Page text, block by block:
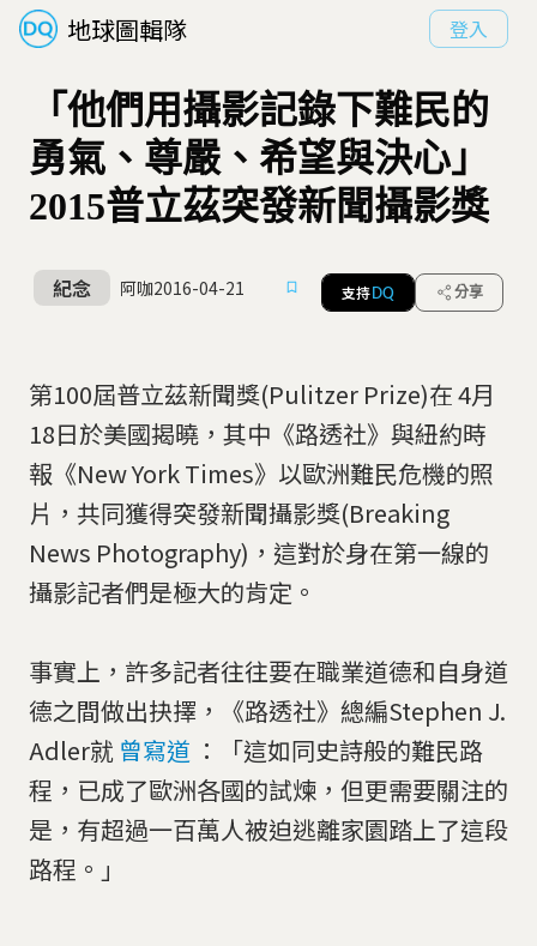
地球圖輯隊 登入
「他們用攝影記錄下難民的
勇氣、尊嚴、希望與決心」
2015普立茲突發新聞攝影獎
紀念 阿咖2016-04-21 支持 DQ 分享
第100屆普立茲新聞獎(Pulitzer Prize)在 4月
18日於美國揭曉，其中《路透社》與紐約時
報《New York Times》以歐洲難民危機的照
片，共同獲得突發新聞攝影獎(Breaking
News Photography)，這對於身在第一線的
攝影記者們是極大的肯定。
事實上，許多記者往往要在職業道德和自身道
德之間做出抉擇，《路透社》總編Stephen J.
Adler就 曾寫道 ：
「這如同史詩般的難民路
程，已成了歐洲各國的試煉，但更需要關注的
是，有超過一百萬人被迫逃離家園踏上了這段
路程。」